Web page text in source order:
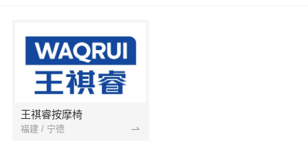
王祺睿按摩椅
福建 / 宁德